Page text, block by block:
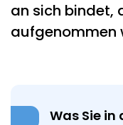
an sich bindet,
aufgenommen
Was Sie in